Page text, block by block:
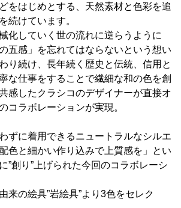
をはじめとする、天然素材と色彩を追
続けています。
化していく世の流れに逆らうように
五感」を忘れてはならないという想い
り続け、長年続く歴史と伝統、信用と
な仕事をすることで繊細な和の色を創
感したクラシコのデザイナーが直接オ
コラボレーションが実現。
ずに着用できるニュートラルなシルエ
色と細かい作り込みで上質感を」とい
”創り”上げられた今回のコラボレーシ
来の絵具”岩絵具”より3色をセレク